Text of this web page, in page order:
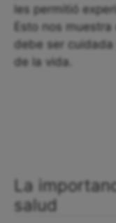
les permitió
Esto nos
debe ser
de la vida.
La
salud